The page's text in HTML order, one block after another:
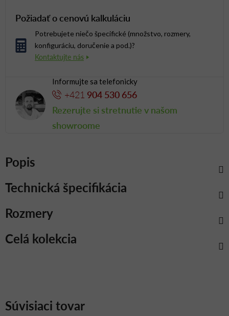
Požiadať o cenovú kalkuláciu
Potrebujete niečo špecifické (množstvo, rozmery,
konfiguráciu, doručenie a pod.)?
Informujte sa telefonicky
+421 904 530 656
Rezerujte si stretnutie v našom
showroome
Popis
Celá kolekcia
Rozmery
Technická špecifikácia
Súvisiaci tovar